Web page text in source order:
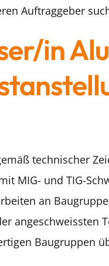
Auftraggeber
in
technischer
MIG- und TIG-
an
angeschweissten
Baugruppen